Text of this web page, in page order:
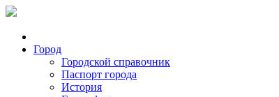
Город
Городской справочник
Паспорт города
История